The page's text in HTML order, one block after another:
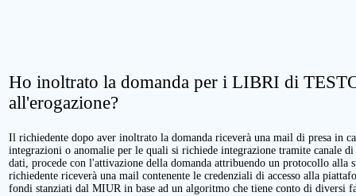
Ho inoltrato la domanda per i LIBRI di
all'erogazione?
Il richiedente dopo aver inoltrato la domanda riceverà una mail di presa in
integrazioni o anomalie per le quali si richiede integrazione tramite canale
dati, procede con l'attivazione della domanda attribuendo un protocollo alla
richiedente riceverà una mail contenente le credenziali di accesso alla
fondi stanziati dal MIUR in base ad un algoritmo che tiene conto di diversi